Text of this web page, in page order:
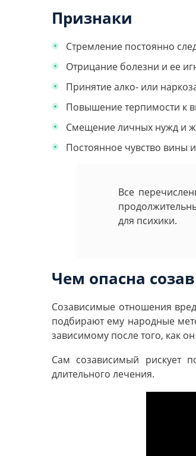
Признаки
Стремление постоянно
Отрицание болезни и ее
Принятие алко- или
Повышение терпимости к
Смещение личных нужд и
Постоянное чувство вины
Все
для психики.
Чем опасна
Созависимые отношения
подбирают ему народные
зависимому после того, как
Сам созависимый рискует
длительного лечения.